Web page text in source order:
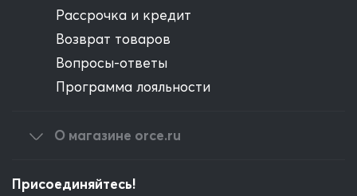
Рассрочка и кредит
Возврат товаров
Вопросы-ответы
Программа лояльности
О магазине orce.ru
Присоединяйтесь!